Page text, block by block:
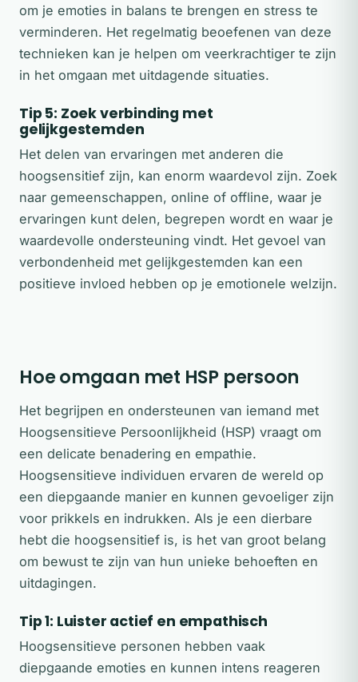
om je emoties in balans te brengen en stress te
verminderen. Het regelmatig beoefenen van deze
technieken kan je helpen om veerkrachtiger te zijn
in het omgaan met uitdagende situaties.
Tip 5: Zoek verbinding met
gelijkgestemden
Het delen van ervaringen met anderen die
hoogsensitief zijn, kan enorm waardevol zijn. Zoek
naar gemeenschappen, online of offline, waar je
ervaringen kunt delen, begrepen wordt en waar je
waardevolle ondersteuning vindt. Het gevoel van
verbondenheid met gelijkgestemden kan een
positieve invloed hebben op je emotionele welzijn.
Hoe omgaan met HSP persoon
Het begrijpen en ondersteunen van iemand met
Hoogsensitieve Persoonlijkheid (HSP) vraagt om
een delicate benadering en empathie.
Hoogsensitieve individuen ervaren de wereld op
een diepgaande manier en kunnen gevoeliger zijn
voor prikkels en indrukken. Als je een dierbare
hebt die hoogsensitief is, is het van groot belang
om bewust te zijn van hun unieke behoeften en
uitdagingen.
Tip 1: Luister actief en empathisch
Hoogsensitieve personen hebben vaak
diepgaande emoties en kunnen intens reageren